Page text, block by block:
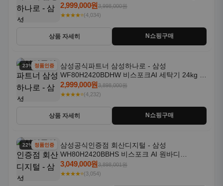
조기 20kg 세제자동투입
2,999,000원3,998,000원
★★★★⭐(4,034)
상품 자세히 N쇼핑구매
23% 할인정품인증
삼성공식파트너 삼성하나로 - 삼성
WF80H2420BDHW 비스포크AI 세탁기 24kg 건
조기 20kg 세제자동투입
2,999,000원3,898,000원
★★★★⭐(4,232)
상품 자세히 N쇼핑구매
22% 할인정품인증
삼성공식인증점 회산디지털 - 삼성
WH80H2420BBHS 비스포크 AI 원바디
24kg+20kg 세제자동투입 1등급
3,049,000원3,898,001원
★★★★⭐(3,054)